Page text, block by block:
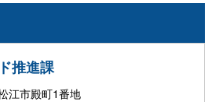
推進課
江市殿町1番地